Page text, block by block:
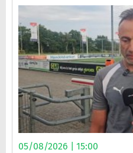
05/08/2026 | 15:00